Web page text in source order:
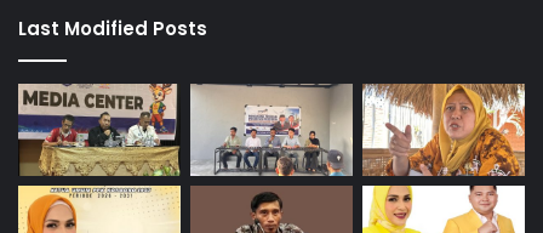
Last Modified Posts